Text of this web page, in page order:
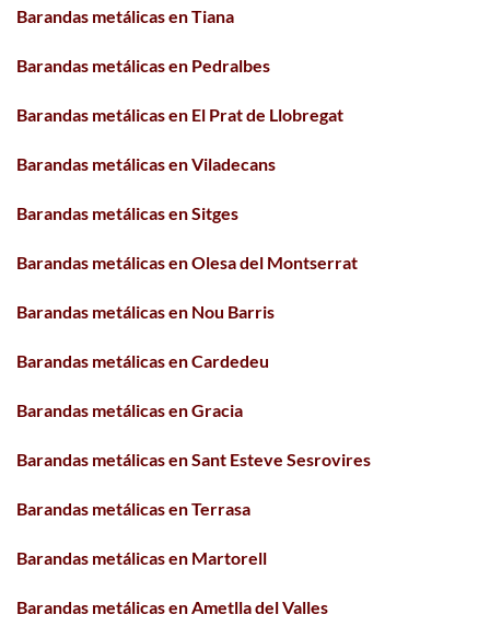
Barandas metálicas en Tiana
Barandas metálicas en Pedralbes
Barandas metálicas en El Prat de Llobregat
Barandas metálicas en Viladecans
Barandas metálicas en Sitges
Barandas metálicas en Olesa del Montserrat
Barandas metálicas en Nou Barris
Barandas metálicas en Cardedeu
Barandas metálicas en Gracia
Barandas metálicas en Sant Esteve Sesrovires
Barandas metálicas en Terrasa
Barandas metálicas en Martorell
Barandas metálicas en Ametlla del Valles